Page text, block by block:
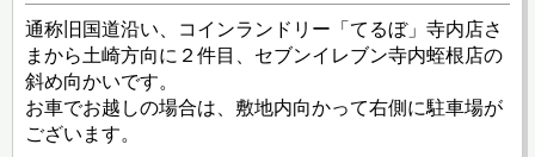
通称旧国道沿い、コインランドリー「てるぼ」寺内店さ
まから土崎方向に２件目、セブンイレブン寺内蛭根店の
斜め向かいです。
お車でお越しの場合は、敷地内向かって右側に駐車場が
ございます。